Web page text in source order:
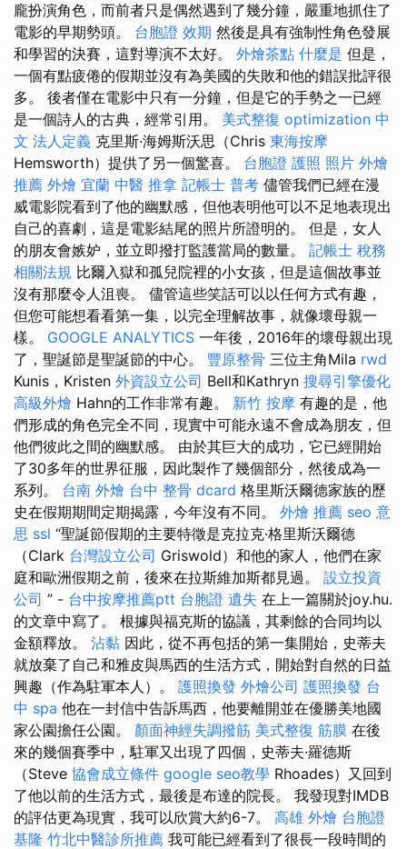
龐扮演角色，而前者只是偶然遇到了幾分鐘，嚴重地抓住了
電影的早期勢頭。 台胞證 效期 然後是具有強制性角色發展
和學習的決賽，這對導演不太好。 外燴茶點 什麼是 但是，
一個有點疲倦的假期並沒有為美國的失敗和他的錯誤批評很
多。 後者僅在電影中只有一分鐘，但是它的手勢之一已經
是一個詩人的古典，經常引用。 美式整復 optimization 中
文 法人定義 克里斯·海姆斯沃思（Chris 東海按摩
Hemsworth）提供了另一個驚喜。 台胞證 護照 照片 外燴
推薦 外燴 宜蘭 中醫 推拿 記帳士 普考 儘管我們已經在漫
威電影院看到了他的幽默感，但他表明他可以不足地表現出
自己的喜劇，這是電影結尾的照片所證明的。 但是，女人
的朋友會嫉妒，並立即撥打監護當局的數量。 記帳士 稅務
相關法規 比爾入獄和孤兒院裡的小女孩，但是這個故事並
沒有那麼令人沮喪。 儘管這些笑話可以以任何方式有趣，
但您可能想看看第一集，以完全理解故事，就像壞母親一
樣。 GOOGLE ANALYTICS 一年後，2016年的壞母親出現
了，聖誕節是聖誕節的中心。 豐原整骨 三位主角Mila rwd
Kunis，Kristen 外資設立公司 Bell和Kathryn 搜尋引擎優化
高級外燴 Hahn的工作非常有趣。 新竹 按摩 有趣的是，他
們形成的角色完全不同，現實中可能永遠不會成為朋友，但
他們彼此之間的幽默感。 由於其巨大的成功，它已經開始
了30多年的世界征服，因此製作了幾個部分，然後成為一
系列。 台南 外燴 台中 整骨 dcard 格里斯沃爾德家族的歷
史在假期期間定期揭露，今年沒有不同。 外燴 推薦 seo 意
思 ssl “聖誕節假期的主要特徵是克拉克·格里斯沃爾德
（Clark 台灣設立公司 Griswold）和他的家人，他們在家
庭和歐洲假期之前，後來在拉斯維加斯都見過。 設立投資
公司 ” - 台中按摩推薦ptt 台胞證 遺失 在上一篇關於joy.hu.
的文章中寫了。 根據與福克斯的協議，其剩餘的合同均以
金額釋放。 沾黏 因此，從不再包括的第一集開始，史蒂夫
就放棄了自己和雅皮與馬西的生活方式，開始對自然的日益
興趣（作為駐軍本人）。 護照換發 外燴公司 護照換發 台
中 spa 他在一封信中告訴馬西，他要離開並在優勝美地國
家公園擔任公園。 顏面神經失調撥筋 美式整復 筋膜 在後
來的幾個賽季中，駐軍又出現了四個，史蒂夫·羅德斯
（Steve 協會成立條件 google seo教學 Rhoades）又回到
了他以前的生活方式，最後是布達的院長。 我發現對IMDB
的評估更為現實，我可以欣賞大約6-7。 高雄 外燴 台胞證
基隆 竹北中醫診所推薦 我可能已經看到了很長一段時間的